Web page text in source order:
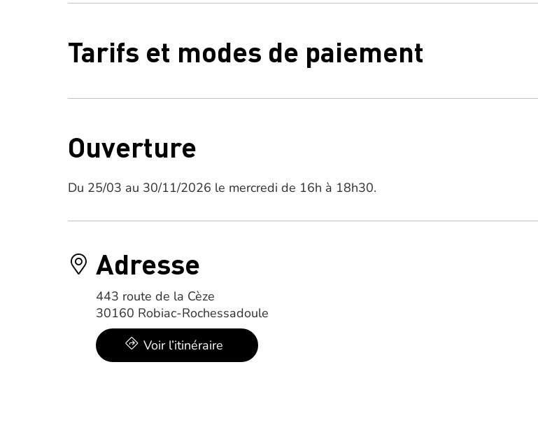
Tarifs et modes de paiement
Ouverture
Du 25/03 au 30/11/2026 le mercredi de 16h à 18h30.
Adresse
443 route de la Cèze
30160 Robiac-Rochessadoule
Voir l’itinéraire